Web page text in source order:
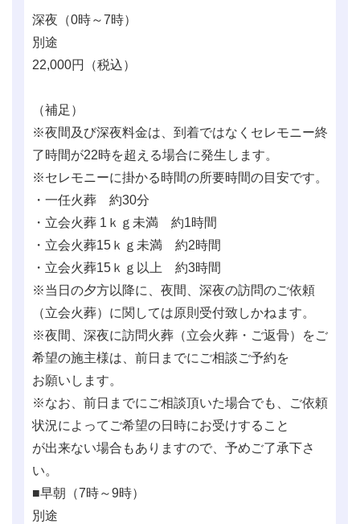
深夜（0時～7時）
別途
22,000円（税込）
（補足）
※夜間及び深夜料金は、到着ではなくセレモニー終
了時間が22時を超える場合に発生します。
※セレモニーに掛かる時間の所要時間の目安です。
・一任火葬 約30分
・立会火葬 1ｋｇ未満 約1時間
・立会火葬15ｋｇ未満 約2時間
・立会火葬15ｋｇ以上 約3時間
※当日の夕方以降に、夜間、深夜の訪問のご依頼
（立会火葬）に関しては原則受付致しかねます。
※夜間、深夜に訪問火葬（立会火葬・ご返骨）をご
希望の施主様は、前日までにご相談ご予約を
お願いします。
※なお、前日までにご相談頂いた場合でも、ご依頼
状況によってご希望の日時にお受けすること
が出来ない場合もありますので、予めご了承下さ
い。
■早朝（7時～9時）
別途